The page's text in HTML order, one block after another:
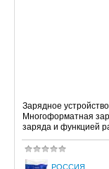
Зарядное
Многоформатная
заряда и функцией
РОССИЯ